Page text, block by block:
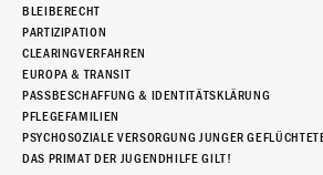
BLEIBERECHT
PARTIZIPATION
CLEARINGVERFAHREN
EUROPA & TRANSIT
PASSBESCHAFFUNG & IDENTITÄTSKLÄRUNG
PFLEGEFAMILIEN
PSYCHOSOZIALE VERSORGUNG JUNGER
DAS PRIMAT DER JUGENDHILFE GILT!